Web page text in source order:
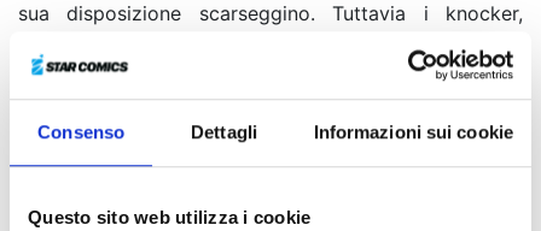
Consenso Dettagli Informazioni sui cookie
Questo sito web utilizza i cookie
sua disposizione scarseggino. Tuttavia i knocker,
silenziosamente i loro tentacoli verso Satoru,
l’osservatore reincarnato in un essere umano. Durante
uno scontro, Fushi capisce che il destino di Mizuha è